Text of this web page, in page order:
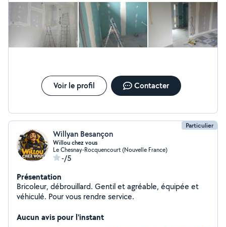
Voir le profil Contacter
Particulier
Willyan Besançon
Willou chez vous
Le Chesnay-Rocquencourt (Nouvelle France)
-/5
Présentation
Bricoleur, débrouillard. Gentil et agréable, équipée et
véhiculé. Pour vous rendre service.
Aucun avis pour l'instant